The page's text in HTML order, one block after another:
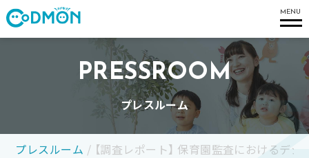
MENU
PRESSROOM
プレスルーム
プレスルーム / 【調査レポート】 保育園監査におけるデ